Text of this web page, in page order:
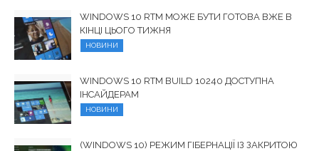
WINDOWS 10 RTM МОЖЕ БУТИ ГОТОВА ВЖЕ В
КІНЦІ ЦЬОГО ТИЖНЯ
НОВИНИ
WINDOWS 10 RTM BUILD 10240 ДОСТУПНА
ІНСАЙДЕРАМ
НОВИНИ
(WINDOWS 10) РЕЖИМ ГІБЕРНАЦІЇ ІЗ ЗАКРИТОЮ